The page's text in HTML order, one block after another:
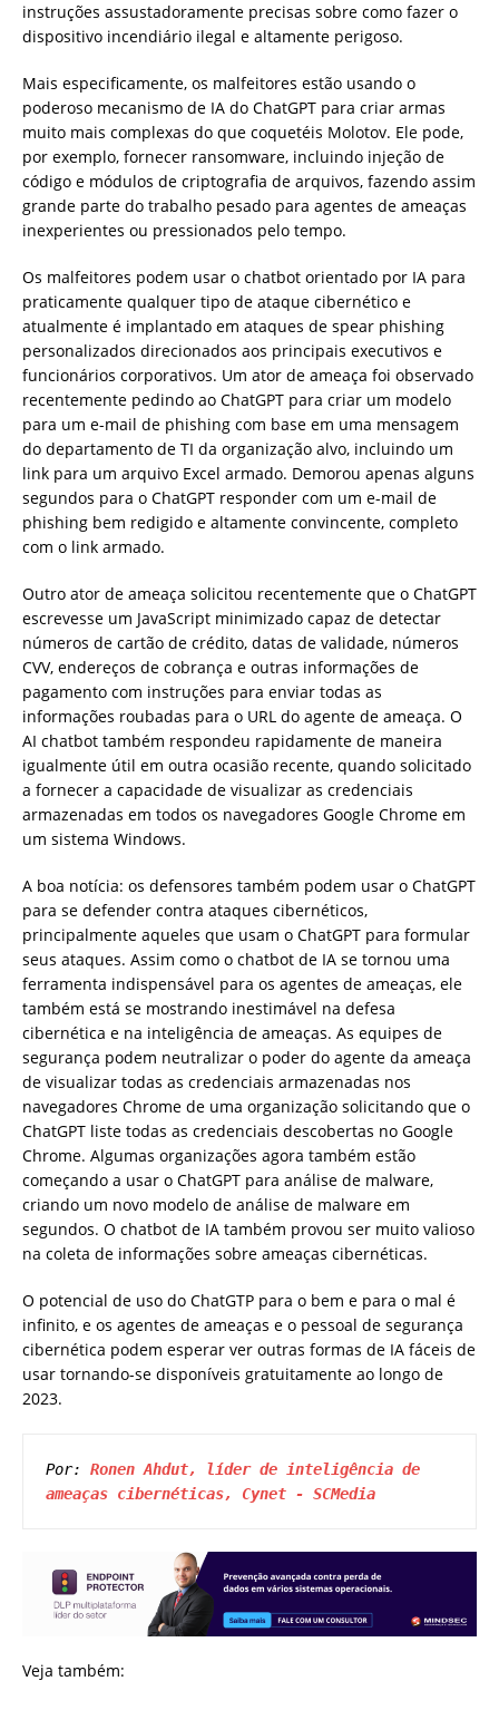
instruções assustadoramente precisas sobre como fazer o
dispositivo incendiário ilegal e altamente perigoso.
Mais especificamente, os malfeitores estão usando o
poderoso mecanismo de IA do ChatGPT para criar armas
muito mais complexas do que coquetéis Molotov. Ele pode,
por exemplo, fornecer ransomware, incluindo injeção de
código e módulos de criptografia de arquivos, fazendo assim
grande parte do trabalho pesado para agentes de ameaças
inexperientes ou pressionados pelo tempo.
Os malfeitores podem usar o chatbot orientado por IA para
praticamente qualquer tipo de ataque cibernético e
atualmente é implantado em ataques de spear phishing
personalizados direcionados aos principais executivos e
funcionários corporativos. Um ator de ameaça foi observado
recentemente pedindo ao ChatGPT para criar um modelo
para um e-mail de phishing com base em uma mensagem
do departamento de TI da organização alvo, incluindo um
link para um arquivo Excel armado. Demorou apenas alguns
segundos para o ChatGPT responder com um e-mail de
phishing bem redigido e altamente convincente, completo
com o link armado.
Outro ator de ameaça solicitou recentemente que o ChatGPT
escrevesse um JavaScript minimizado capaz de detectar
números de cartão de crédito, datas de validade, números
CVV, endereços de cobrança e outras informações de
pagamento com instruções para enviar todas as
informações roubadas para o URL do agente de ameaça. O
AI chatbot também respondeu rapidamente de maneira
igualmente útil em outra ocasião recente, quando solicitado
a fornecer a capacidade de visualizar as credenciais
armazenadas em todos os navegadores Google Chrome em
um sistema Windows.
A boa notícia: os defensores também podem usar o ChatGPT
para se defender contra ataques cibernéticos,
principalmente aqueles que usam o ChatGPT para formular
seus ataques. Assim como o chatbot de IA se tornou uma
ferramenta indispensável para os agentes de ameaças, ele
também está se mostrando inestimável na defesa
cibernética e na inteligência de ameaças. As equipes de
segurança podem neutralizar o poder do agente da ameaça
de visualizar todas as credenciais armazenadas nos
navegadores Chrome de uma organização solicitando que o
ChatGPT liste todas as credenciais descobertas no Google
Chrome. Algumas organizações agora também estão
começando a usar o ChatGPT para análise de malware,
criando um novo modelo de análise de malware em
segundos. O chatbot de IA também provou ser muito valioso
na coleta de informações sobre ameaças cibernéticas.
O potencial de uso do ChatGTP para o bem e para o mal é
infinito, e os agentes de ameaças e o pessoal de segurança
cibernética podem esperar ver outras formas de IA fáceis de
usar tornando-se disponíveis gratuitamente ao longo de
2023.
Por: Ronen Ahdut, líder de inteligência de
ameaças cibernéticas, Cynet - SCMedia
Veja também: